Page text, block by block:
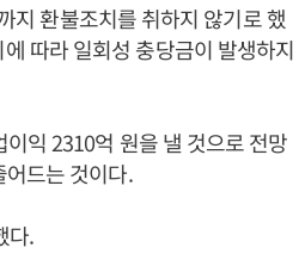
지 환불조치를 취하지 않기로 했
따라 일회성 충당금이 발생하지
익 2310억 원을 낼 것으로 전망
드는 것이다.
다.